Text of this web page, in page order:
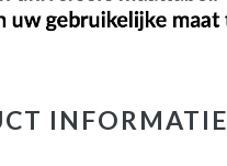
INFORMATIE